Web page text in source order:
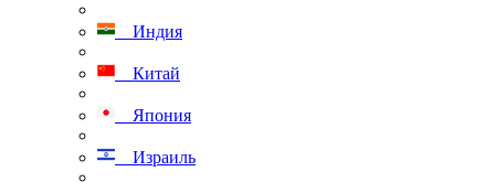
Индия
Китай
Япония
Израиль